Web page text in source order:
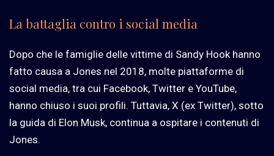
La battaglia contro i social media
Dopo che le famiglie delle vittime di Sandy Hook hanno
fatto causa a Jones nel 2018, molte piattaforme di
social media, tra cui Facebook, Twitter e YouTube,
hanno chiuso i suoi profili. Tuttavia, X (ex Twitter), sotto
la guida di Elon Musk, continua a ospitare i contenuti di
Jones.